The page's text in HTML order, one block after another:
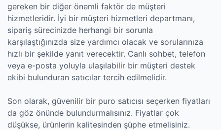
gereken bir diğer önemli faktör de müşteri
hizmetleridir. İyi bir müşteri hizmetleri departmanı,
sipariş sürecinizde herhangi bir sorunla
karşılaştığınızda size yardımcı olacak ve sorularınıza
hızlı bir şekilde yanıt verecektir. Canlı sohbet, telefon
veya e-posta yoluyla ulaşılabilir bir müşteri destek
ekibi bulunduran satıcılar tercih edilmelidir.
Son olarak, güvenilir bir puro satıcısı seçerken fiyatları
da göz önünde bulundurmalısınız. Fiyatlar çok
düşükse, ürünlerin kalitesinden şüphe etmelisiniz.